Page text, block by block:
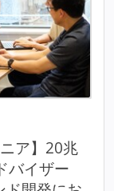
ア】20兆
バイザー